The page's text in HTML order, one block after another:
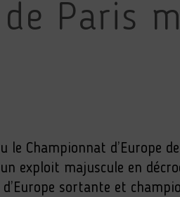
de Paris
le Championnat d’Europe
exploit majuscule en
sortante et